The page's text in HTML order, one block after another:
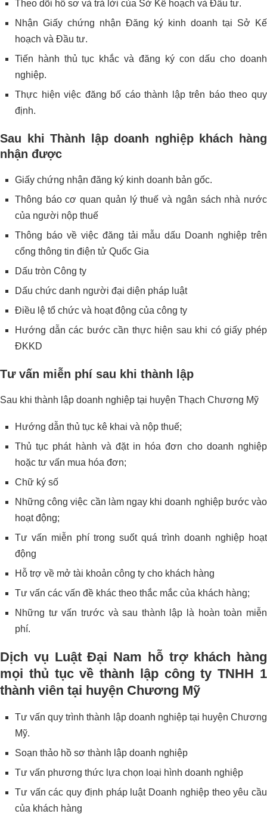
Theo dõi hồ sơ và trả lời của Sở Kế hoạch và Đầu tư.
Nhận Giấy chứng nhận Đăng ký kinh doanh tại Sở Kế
hoạch và Đầu tư.
Tiến hành thủ tục khắc và đăng ký con dấu cho doanh
nghiệp.
Thực hiện việc đăng bố cáo thành lập trên báo theo quy
định.
Sau khi Thành lập doanh nghiệp khách hàng
nhận được
Giấy chứng nhận đăng ký kinh doanh bản gốc.
Thông báo cơ quan quản lý thuế và ngân sách nhà nước
của người nộp thuế
Thông báo về việc đăng tải mẫu dấu Doanh nghiệp trên
cổng thông tin điện tử Quốc Gia
Dấu tròn Công ty
Dấu chức danh người đại diện pháp luật
Điều lệ tổ chức và hoạt động của công ty
Hướng dẫn các bước cần thực hiện sau khi có giấy phép
ĐKKD
Tư vấn miễn phí sau khi thành lập
Sau khi thành lập doanh nghiệp tại huyện Thạch Chương Mỹ
Hướng dẫn thủ tục kê khai và nộp thuế;
Thủ tục phát hành và đặt in hóa đơn cho doanh nghiệp
hoặc tư vấn mua hóa đơn;
Chữ ký số
Những công việc cần làm ngay khi doanh nghiệp bước vào
hoạt động;
Tư vấn miễn phí trong suốt quá trình doanh nghiệp hoạt
động
Hỗ trợ về mở tài khoản công ty cho khách hàng
Tư vấn các vấn đề khác theo thắc mắc của khách hàng;
Những tư vấn trước và sau thành lập là hoàn toàn miễn
phí.
Dịch vụ Luật Đại Nam hỗ trợ khách hàng
mọi thủ tục về thành lập công ty TNHH 1
thành viên tại huyện Chương Mỹ
Tư vấn quy trình thành lập doanh nghiệp tại huyện Chương
Mỹ.
Soạn thảo hồ sơ thành lập doanh nghiệp
Tư vấn phương thức lựa chọn loại hình doanh nghiệp
Tư vấn các quy định pháp luật Doanh nghiệp theo yêu cầu
của khách hàng